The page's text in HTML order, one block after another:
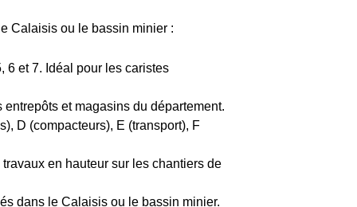
Calaisis ou le bassin minier :
6 et 7. Idéal pour les caristes
et magasins du département.
D (compacteurs), E (transport), F
en hauteur sur les chantiers de
dans le Calaisis ou le bassin minier.